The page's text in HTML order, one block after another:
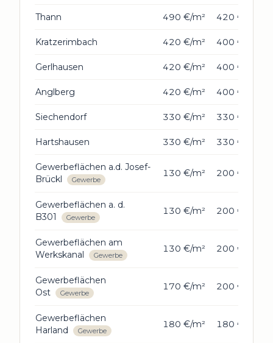
Thann 490 €/m² 420 €/m²
Kratzerimbach 420 €/m² 400 €/m²
Gerlhausen 420 €/m² 400 €/m²
Anglberg 420 €/m² 400 €/m²
Siechendorf 330 €/m² 330 €/m²
Hartshausen 330 €/m² 330 €/m²
Gewerbeflächen a.d. Josef-
Brückl
Gewerbe
130 €/m² 200 €/m²
Gewerbeflächen a. d.
B301
Gewerbe
130 €/m² 200 €/m²
Gewerbeflächen am
Werkskanal
Gewerbe
130 €/m² 200 €/m²
Gewerbeflächen
Ost
Gewerbe
170 €/m² 200 €/m²
Gewerbeflächen
Harland
Gewerbe
180 €/m² 180 €/m²